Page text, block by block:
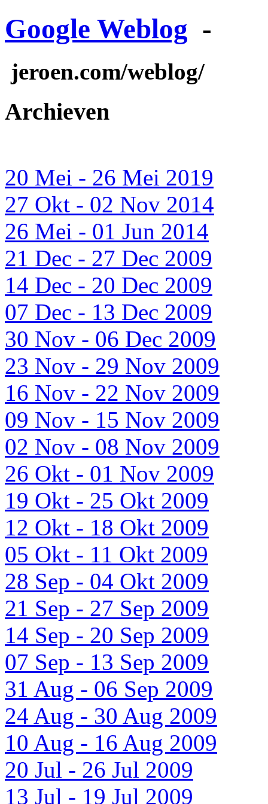
Google Weblog -
jeroen.com/weblog/
Archieven
20 Mei - 26 Mei 2019
27 Okt - 02 Nov 2014
26 Mei - 01 Jun 2014
21 Dec - 27 Dec 2009
14 Dec - 20 Dec 2009
07 Dec - 13 Dec 2009
30 Nov - 06 Dec 2009
23 Nov - 29 Nov 2009
16 Nov - 22 Nov 2009
09 Nov - 15 Nov 2009
02 Nov - 08 Nov 2009
26 Okt - 01 Nov 2009
19 Okt - 25 Okt 2009
12 Okt - 18 Okt 2009
05 Okt - 11 Okt 2009
28 Sep - 04 Okt 2009
21 Sep - 27 Sep 2009
14 Sep - 20 Sep 2009
07 Sep - 13 Sep 2009
31 Aug - 06 Sep 2009
24 Aug - 30 Aug 2009
10 Aug - 16 Aug 2009
20 Jul - 26 Jul 2009
13 Jul - 19 Jul 2009